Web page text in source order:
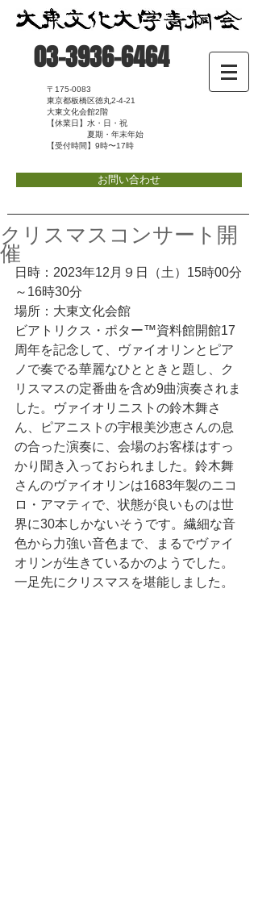
03-3936-6464
〒175-0083
東京都板橋区徳丸2-4-21
大東文化会館2階
【休業日】水・日・祝
夏期・年末年始
【受付時間】9時〜17時
お問い合わせ
クリスマスコンサート開
催
日時：2023年12月９日（土）15時00分
～16時30分
場所：大東文化会館
ビアトリクス・ポター™資料館開館17
周年を記念して、ヴァイオリンとピア
ノで奏でる華麗なひとときと題し、ク
リスマスの定番曲を含め9曲演奏されま
した。ヴァイオリニストの鈴木舞さ
ん、ピアニストの宇根美沙恵さんの息
の合った演奏に、会場のお客様はすっ
かり聞き入っておられました。鈴木舞
さんのヴァイオリンは1683年製のニコ
ロ・アマティで、状態が良いものは世
界に30本しかないそうです。繊細な音
色から力強い音色まで、まるでヴァイ
オリンが生きているかのようでした。
一足先にクリスマスを堪能しました。